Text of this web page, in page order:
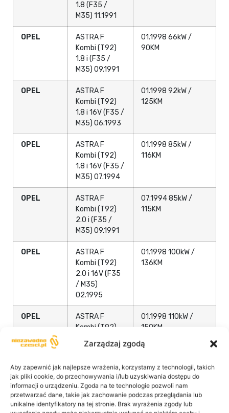
Zarządzaj zgodą
Aby zapewnić jak najlepsze wrażenia, korzystamy z technologii, takich
jak pliki cookie, do przechowywania i/lub uzyskiwania dostępu do
informacji o urządzeniu. Zgoda na te technologie pozwoli nam
przetwarzać dane, takie jak zachowanie podczas przeglądania lub
unikalne identyfikatory na tej stronie. Brak wyrażenia zgody lub
1.8 (F35 /
M35) 11.1991
OPEL
ASTRA F
Kombi (T92)
1.8 i (F35 /
M35) 09.1991
01.1998 66kW /
90KM
OPEL
ASTRA F
Kombi (T92)
1.8 i 16V (F35 /
M35) 06.1993
01.1998 92kW /
125KM
OPEL
ASTRA F
Kombi (T92)
1.8 i 16V (F35 /
M35) 07.1994
01.1998 85kW /
116KM
OPEL
ASTRA F
Kombi (T92)
2.0 i (F35 /
M35) 09.1991
07.1994 85kW /
115KM
OPEL
ASTRA F
Kombi (T92)
2.0 i 16V (F35
/ M35)
02.1995
01.1998 100kW /
136KM
OPEL
ASTRA F
Kombi (T92)
2.0 i 16V (F35
/ M35)
01.1998 110kW /
150KM
Opel
ASTRA F
liftback (T92)
1.4 (F08, M08, F68,
M68) (14 SE)
1389ccm 82KM